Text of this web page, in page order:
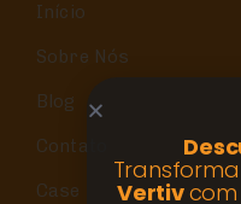
Início
Sobre Nós
Blog
Contato
Case Vertivcom